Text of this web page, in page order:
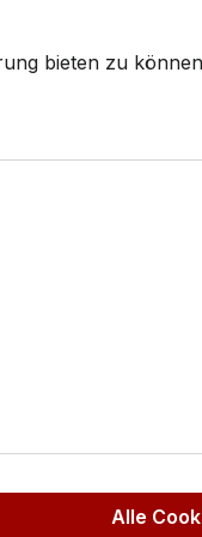
bieten zu
Alle